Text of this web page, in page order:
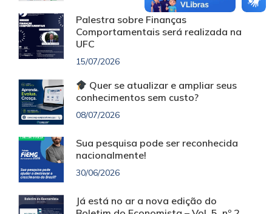
Palestra sobre Finanças
Comportamentais será realizada na
UFC
15/07/2026
Quer se atualizar e ampliar seus
conhecimentos sem custo?
08/07/2026
Sua pesquisa pode ser reconhecida
nacionalmente!
30/06/2026
Já está no ar a nova edição do